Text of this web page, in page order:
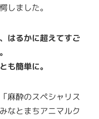
しました。
はるかに超えてすご
も簡単に。
麻酔のスペシャリス
なとまちアニマルク